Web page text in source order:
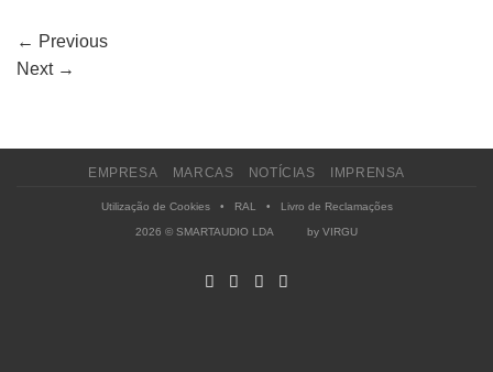
← Previous
Next →
EMPRESA MARCAS NOTÍCIAS IMPRENSA
Utilização de Cookies• RAL • Livro de Reclamações
2026 © SMARTAUDIO LDA by VIRGU